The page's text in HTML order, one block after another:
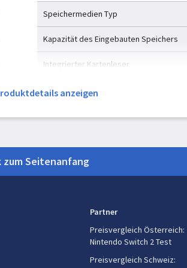
Speichermedien Typ
Kapazität des Eingebauten Speichers
Integrierter Kartenleser
Kompatible Speicherkarten
Anschlüsse und Schnittstellen
Anzahl der USB-Anschlüsse
anzeigen
zum Seitenanfang
Partner
Preisvergleich Österreich:
Nintendo Switch 2 Test
Preisvergleich Schweiz: